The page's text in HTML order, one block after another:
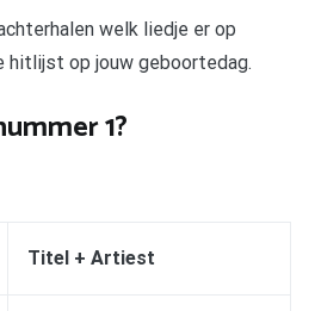
welk liedje er op
hitlijst op jouw geboortedag.
1?
Titel + Artiest